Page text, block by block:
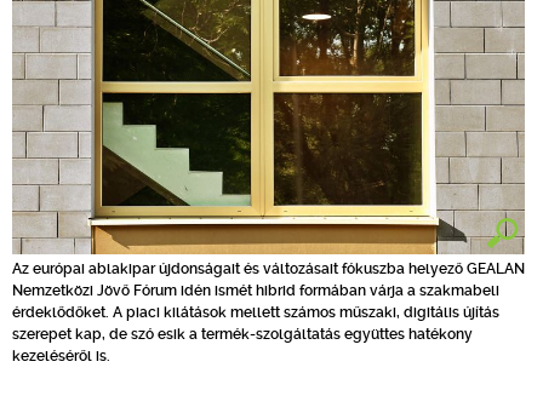
Az európai ablakipar újdonságait és változásait fókuszba helyező GEALAN
Nemzetközi Jövő Fórum idén ismét hibrid formában várja a szakmabeli
érdeklődőket. A piaci kilátások mellett számos műszaki, digitális újítás
szerepet kap, de szó esik a termék-szolgáltatás együttes hatékony
kezeléséről is.